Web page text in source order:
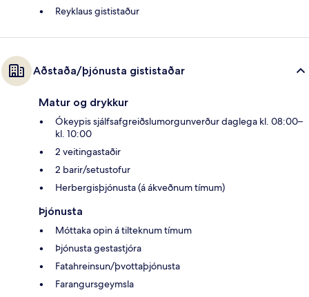
Reyklaus gististaður
Aðstaða/þjónusta gististaðar
Matur og drykkur
Ókeypis sjálfsafgreiðslumorgunverður daglega kl. 08:00–
kl. 10:00
2 veitingastaðir
2 barir/setustofur
Herbergisþjónusta (á ákveðnum tímum)
Þjónusta
Móttaka opin á tilteknum tímum
Þjónusta gestastjóra
Fatahreinsun/þvottaþjónusta
Farangursgeymsla